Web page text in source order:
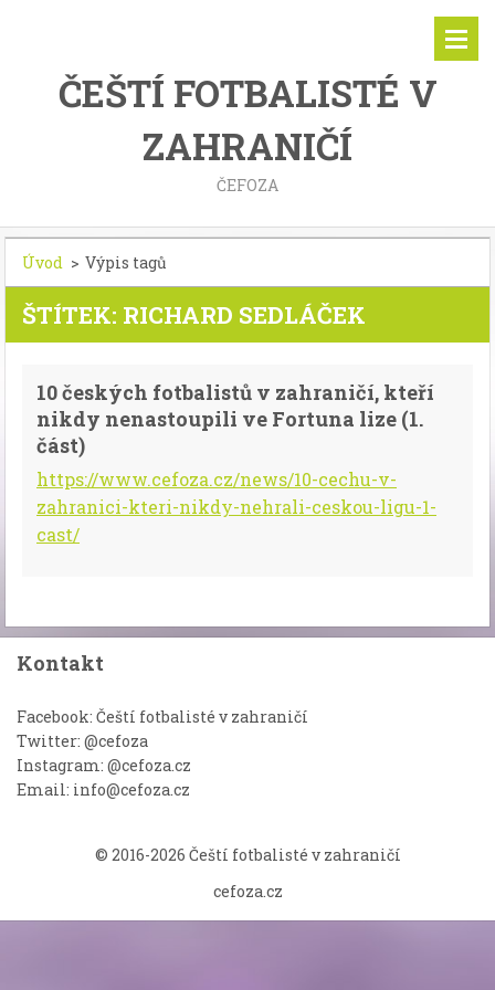
ČEŠTÍ FOTBALISTÉ V
ZAHRANIČÍ
ČEFOZA
Úvod > Výpis tagů
ŠTÍTEK: RICHARD SEDLÁČEK
10 českých fotbalistů v zahraničí, kteří
nikdy nenastoupili ve Fortuna lize (1.
část)
https://www.cefoza.cz/news/10-cechu-v-
zahranici-kteri-nikdy-nehrali-ceskou-ligu-1-
cast/
Kontakt
Facebook: Čeští fotbalisté v zahraničí
Twitter: @cefoza
Instagram: @cefoza.cz
Email: info@cefoza.cz
© 2016-2026 Čeští fotbalisté v zahraničí
cefoza.cz